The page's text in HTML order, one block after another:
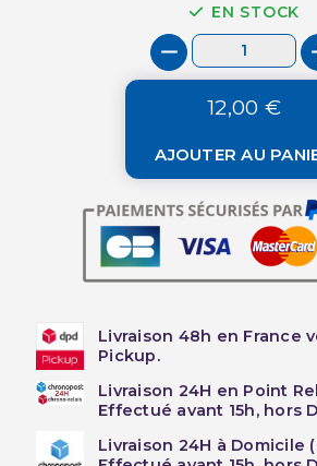
EN STOCK
12,00 €
AJOUTER AU
Livraison 48h en France
Pickup.
Livraison 24H en Point
Effectué avant 15h, hors
Livraison 24H à Domicile